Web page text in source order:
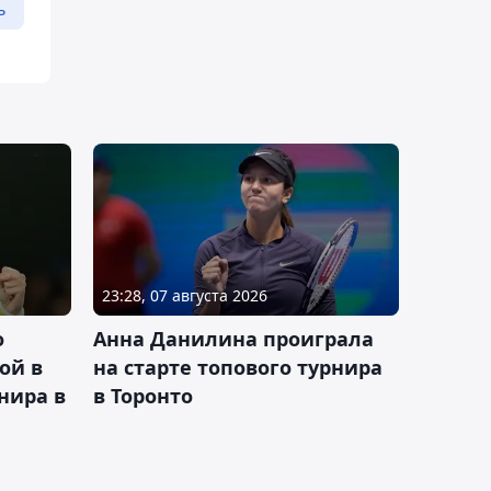
в
в
23:28, 07 августа 2026
Анна Данилина проиграла
на старте топового турнира
в Торонто